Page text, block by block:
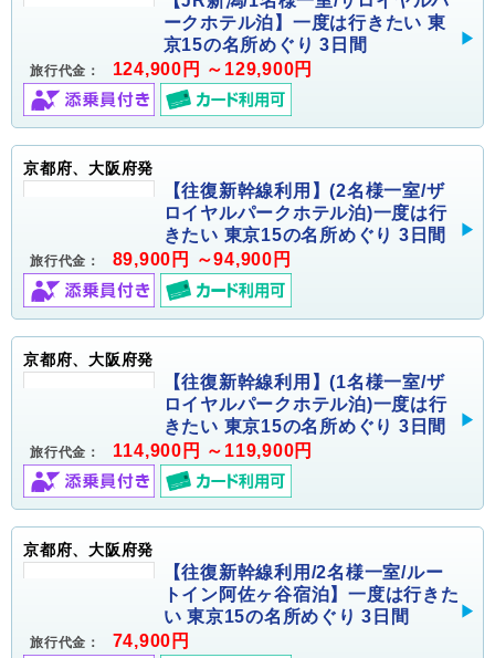
ークホテル泊】一度は行きたい 東
京15の名所めぐり 3日間
旅行代金： 124,900円 ～129,900円
京都府、大阪府発
【往復新幹線利用】(2名様一室/ザ
ロイヤルパークホテル泊)一度は行
きたい 東京15の名所めぐり 3日間
旅行代金： 89,900円 ～94,900円
京都府、大阪府発
【往復新幹線利用】(1名様一室/ザ
ロイヤルパークホテル泊)一度は行
きたい 東京15の名所めぐり 3日間
旅行代金： 114,900円 ～119,900円
京都府、大阪府発
【往復新幹線利用/2名様一室/ルー
トイン阿佐ヶ谷宿泊】一度は行きた
い 東京15の名所めぐり 3日間
旅行代金： 74,900円